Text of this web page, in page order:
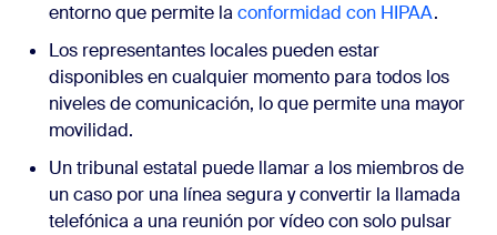
entorno que permite la conformidad con HIPAA.
Los representantes locales pueden estar
disponibles en cualquier momento para todos los
niveles de comunicación, lo que permite una mayor
movilidad.
Un tribunal estatal puede llamar a los miembros de
un caso por una línea segura y convertir la llamada
telefónica a una reunión por vídeo con solo pulsar